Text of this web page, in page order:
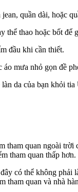
quần dài, hoặc
thao hoặc bốt để
đầu khi cần thiết.
mưa nhỏ gọn đề
da của bạn khỏi
quan ngoài
tham quan thấp hơn.
có thể không
quan và nhà